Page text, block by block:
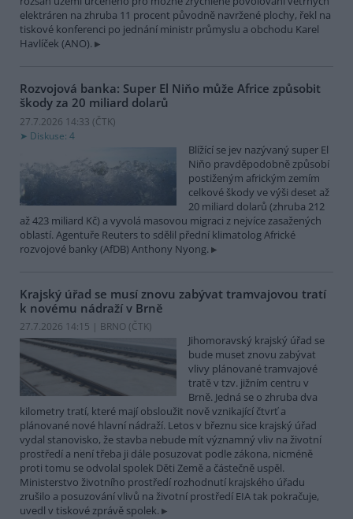
elektráren na zhruba 11 procent původně navržené plochy, řekl na
tiskové konferenci po jednání ministr průmyslu a obchodu Karel
Havlíček (ANO).
Rozvojová banka: Super El Niňo může Africe způsobit
škody za 20 miliard dolarů
27.7.2026 14:33 (ČTK)
Diskuse: 4
Blížící se jev nazývaný super El
Niňo pravděpodobně způsobí
postiženým africkým zemím
celkové škody ve výši deset až
20 miliard dolarů (zhruba 212
až 423 miliard Kč) a vyvolá masovou migraci z nejvíce zasažených
oblastí. Agentuře Reuters to sdělil přední klimatolog Africké
rozvojové banky (AfDB) Anthony Nyong.
Krajský úřad se musí znovu zabývat tramvajovou tratí
k novému nádraží v Brně
27.7.2026 14:15 | BRNO (ČTK)
Jihomoravský krajský úřad se
bude muset znovu zabývat
vlivy plánované tramvajové
tratě v tzv. jižním centru v
Brně. Jedná se o zhruba dva
kilometry tratí, které mají obsloužit nově vznikající čtvrť a
plánované nové hlavní nádraží. Letos v březnu sice krajský úřad
vydal stanovisko, že stavba nebude mít významný vliv na životní
prostředí a není třeba ji dále posuzovat podle zákona, nicméně
proti tomu se odvolal spolek Děti Země a částečně uspěl.
Ministerstvo životního prostředí rozhodnutí krajského úřadu
zrušilo a posuzování vlivů na životní prostředí EIA tak pokračuje,
uvedl v tiskové zprávě spolek.